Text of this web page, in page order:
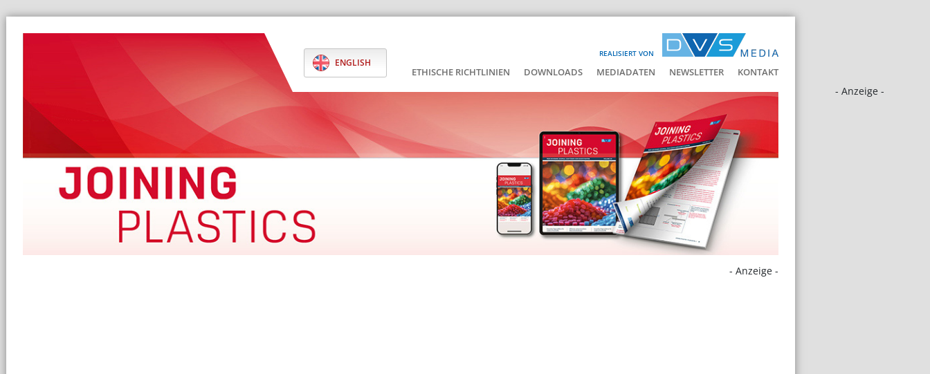
REALISIERT VON
ENGLISH
ETHISCHE RICHTLINIEN DOWNLOADS MEDIADATEN NEWSLETTER KONTAKT
- Anzeige -
- Anzeige -